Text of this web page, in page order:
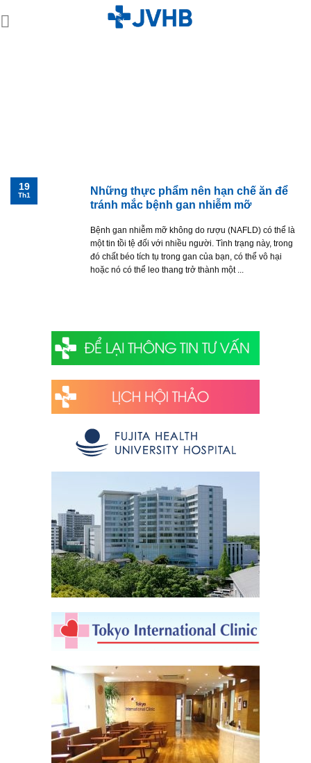
to
Những thực phẩm nên hạn chế ăn để
tránh mắc bệnh gan nhiễm mỡ
Bệnh gan nhiễm mỡ không do rượu (NAFLD) có thể là
một tin tồi tệ đối với nhiều người. Tình trạng này, trong
đó chất béo tích tụ trong gan của bạn, có thể vô hại
hoặc nó có thể leo thang trở thành một ...
19
Th1